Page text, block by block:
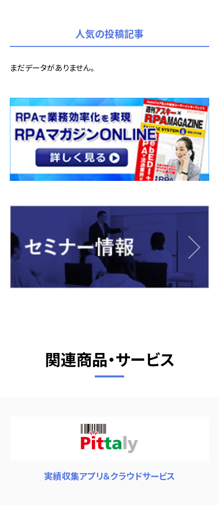
人気の投稿記事
まだデータがありません。
関連商品・サービス
実績収集アプリ＆クラウドサービス